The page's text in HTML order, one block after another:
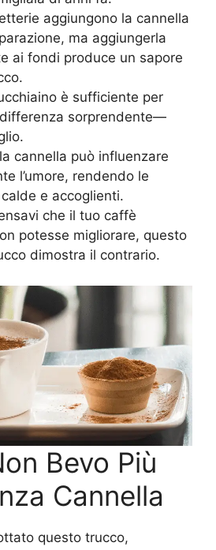
aggiungono la cannella
ma aggiungerla
ai fondi produce un sapore
è sufficiente per
sorprendente—
cannella può influenzare
l’umore, rendendo le
e accoglienti.
che il tuo caffè
potesse migliorare, questo
dimostra il contrario.
Bevo Più
Cannella
questo trucco,